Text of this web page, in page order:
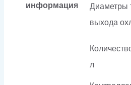
информация
Диаметры
выхода
л